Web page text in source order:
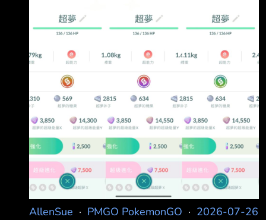
齊心照顧回鍋老友跟引領新朋友囉～～～ 最後也
AllenSue · PMGO PokemonGO · 2026-07-26